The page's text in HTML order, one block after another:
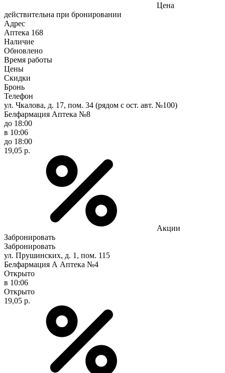
Цена
действительна при бронировании
Адрес
Аптека 168
Наличие
Обновлено
Время работы
Цены
Скидки
Бронь
Телефон
ул. Чкалова, д. 17, пом. 34 (рядом с ост. авт. №100)
Белфармация Аптека №8
до 18:00
в 10:06
до 18:00
19,05 р.
Акции
Забронировать
Забронировать
ул. Прушинских, д. 1, пом. 115
Белфармация А Аптека №4
Открыто
в 10:06
Открыто
19,05 р.